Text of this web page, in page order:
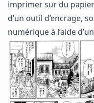
imprimer sur du
d’un outil d’encrage,
numérique à l’aide